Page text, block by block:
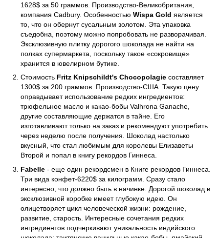
1628$ за 50 граммов. Производство-Великобритания,
компания Cadbury. Особенностью Wispa Gold является
то, что он обернут сусальным золотом. Эта упаковка
съедобна, поэтому можно попробовать не разворачивая.
Эксклюзивную плитку дорогого шоколада не найти на
полках супермаркета, поскольку такое «сокровище»
хранится в ювелирном бутике.
Стоимость Fritz Knipschildt's Chocopolagie составляет
1300$ за 200 граммов. Производство-США. Такую цену
оправдывает использование редких ингредиентов:
трюфельное масло и какао-бобы Valhrona Ganache,
другие составляющие держатся в тайне. Его
изготавливают только на заказ и рекомендуют употребить
через неделю после получения. Шоколад настолько
вкусный, что стал любимым для королевы Елизаветы
Второй и попал в книгу рекордов Гиннеса.
Fabelle - еще один рекордсмен в Книге рекордов Гиннеса.
Три вида конфет-6220$ за килограмм. Сразу стало
интересно, что должно быть в начинке. Дорогой шоколад в
эксклюзивной коробке имеет глубокую идею. Он
олицетворяет цикл человеческой жизни: рождение,
развитие, старость. Интересные сочетания редких
ингредиентов подчеркивают уникальность индийского